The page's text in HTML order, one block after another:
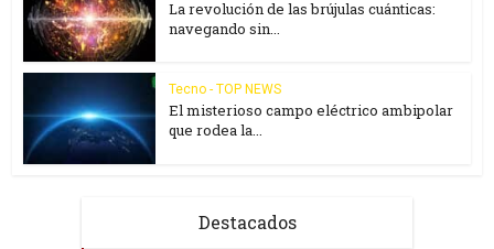
La revolución de las brújulas cuánticas:
navegando sin...
Tecno - TOP NEWS
El misterioso campo eléctrico ambipolar
que rodea la...
Destacados